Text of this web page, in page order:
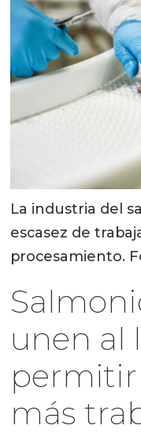
La industria del
escasez de
procesamiento.
unen al
más